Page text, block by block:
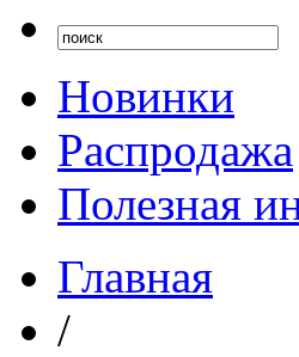
Новинки
Распродажа
Полезная
Главная
/